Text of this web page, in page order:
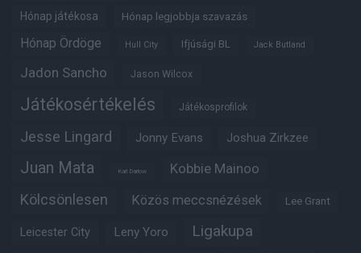
Hónap játékosa Hónap legjobbja szavazás
Hónap Ördöge Hull City Ifjúsági BL Jack Butland
Jadon Sancho Jason Wilcox
Játékosértékelés Játékosprofilok
Jesse Lingard Jonny Evans Joshua Zirkzee
Juan Mata Karl Darlow Kobbie Mainoo
Kölcsönlesen Közös meccsnézések Lee Grant
Leicester City Leny Yoro Ligakupa